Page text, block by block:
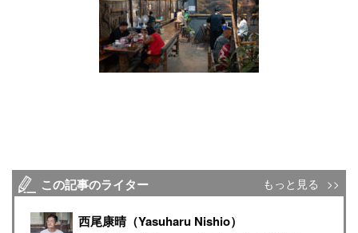
この記事のライター もっと見る
西尾康晴（Yasuharu Nishio）